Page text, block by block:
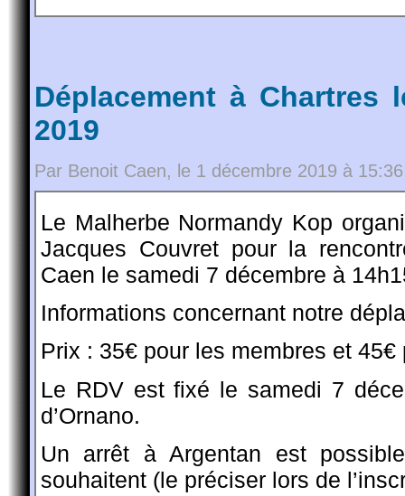
Déplacement à Chartres
2019
Par Benoit Caen, le 1 décembre 2019 à 15:36
Le Malherbe Normandy Kop
Jacques Couvret pour la
Caen le samedi 7 décembre à
Informations concernant notre
Prix : 35€ pour les membres et
Le RDV est fixé le samedi 7
d’Ornano.
Un arrêt à Argentan est
souhaitent (le préciser lors de